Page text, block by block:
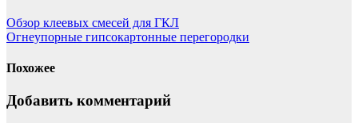
Обзор клеевых смесей для ГКЛ
Огнеупорные гипсокартонные перегородки
Похожее
Добавить комментарий